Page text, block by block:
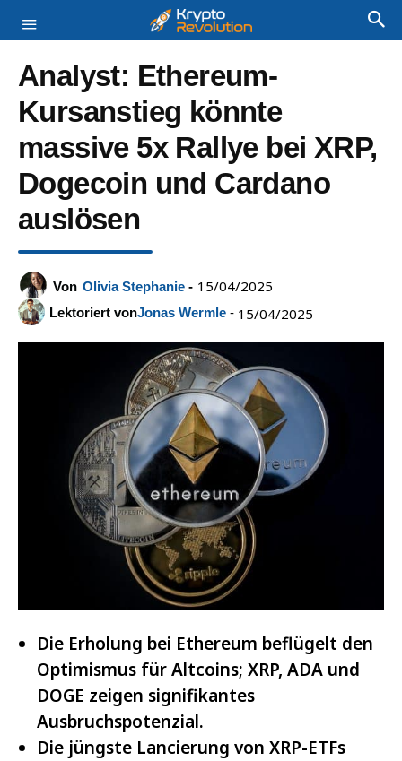
Analyst: Ethereum-
Kursanstieg könnte
massive 5x Rallye bei XRP,
Dogecoin und Cardano
auslösen
Von Olivia Stephanie - 15/04/2025
Lektoriert vonJonas Wermle - 15/04/2025
Die Erholung bei Ethereum beflügelt den
Optimismus für Altcoins; XRP, ADA und
DOGE zeigen signifikantes
Ausbruchspotenzial.
Die jüngste Lancierung von XRP-ETFs